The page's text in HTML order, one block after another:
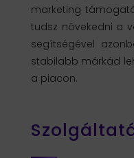
marketing
tudsz növekedni a
segítségével
stabilabb márkád
a piacon.